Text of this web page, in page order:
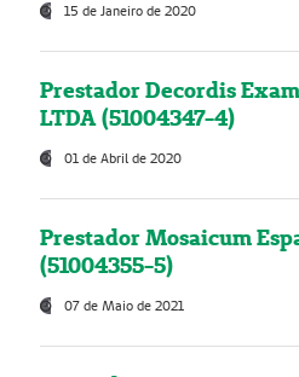
15 de Janeiro de 2020
Prestador Decordis
LTDA (51004347-4)
01 de Abril de 2020
Prestador Mosaicum
(51004355-5)
07 de Maio de 2021